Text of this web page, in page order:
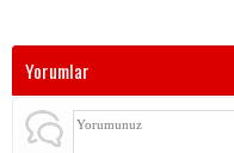
Yorumlar